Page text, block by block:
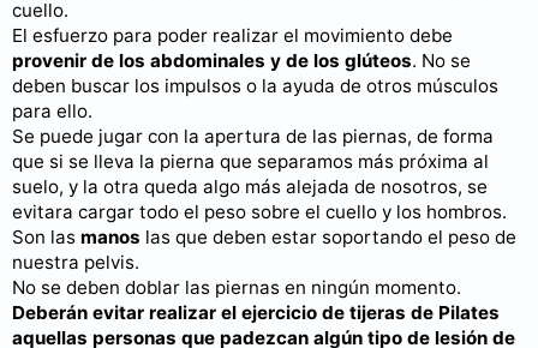
cuello.
El esfuerzo para poder realizar el movimiento debe
provenir de los abdominales y de los glúteos. No se
deben buscar los impulsos o la ayuda de otros músculos
para ello.
Se puede jugar con la apertura de las piernas, de forma
que si se lleva la pierna que separamos más próxima al
suelo, y la otra queda algo más alejada de nosotros, se
evitara cargar todo el peso sobre el cuello y los hombros.
Son las manos las que deben estar soportando el peso de
nuestra pelvis.
No se deben doblar las piernas en ningún momento.
Deberán evitar realizar el ejercicio de tijeras de Pilates
aquellas personas que padezcan algún tipo de lesión de